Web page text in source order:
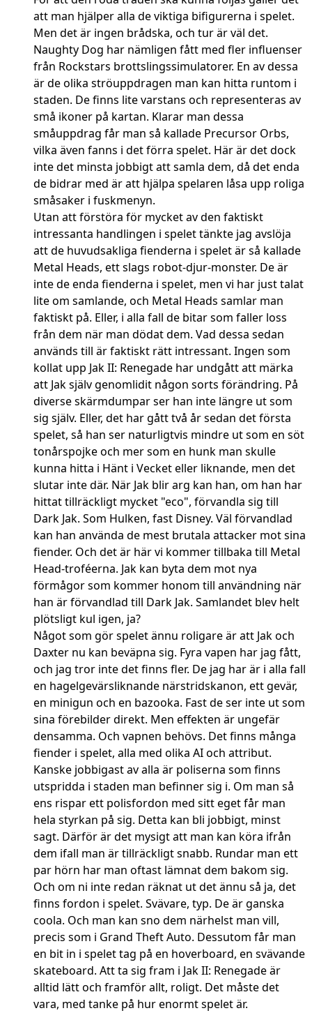
att man hjälper alla de viktiga bifigurerna i spelet.
Men det är ingen brådska, och tur är väl det.
Naughty Dog har nämligen fått med fler influenser
från Rockstars brottslingssimulatorer. En av dessa
är de olika ströuppdragen man kan hitta runtom i
staden. De finns lite varstans och representeras av
små ikoner på kartan. Klarar man dessa
småuppdrag får man så kallade Precursor Orbs,
vilka även fanns i det förra spelet. Här är det dock
inte det minsta jobbigt att samla dem, då det enda
de bidrar med är att hjälpa spelaren låsa upp roliga
småsaker i fuskmenyn.
Utan att förstöra för mycket av den faktiskt
intressanta handlingen i spelet tänkte jag avslöja
att de huvudsakliga fienderna i spelet är så kallade
Metal Heads, ett slags robot-djur-monster. De är
inte de enda fienderna i spelet, men vi har just talat
lite om samlande, och Metal Heads samlar man
faktiskt på. Eller, i alla fall de bitar som faller loss
från dem när man dödat dem. Vad dessa sedan
används till är faktiskt rätt intressant. Ingen som
kollat upp Jak II: Renegade har undgått att märka
att Jak själv genomlidit någon sorts förändring. På
diverse skärmdumpar ser han inte längre ut som
sig själv. Eller, det har gått två år sedan det första
spelet, så han ser naturligtvis mindre ut som en söt
tonårspojke och mer som en hunk man skulle
kunna hitta i Hänt i Vecket eller liknande, men det
slutar inte där. När Jak blir arg kan han, om han har
hittat tillräckligt mycket "eco", förvandla sig till
Dark Jak. Som Hulken, fast Disney. Väl förvandlad
kan han använda de mest brutala attacker mot sina
fiender. Och det är här vi kommer tillbaka till Metal
Head-troféerna. Jak kan byta dem mot nya
förmågor som kommer honom till användning när
han är förvandlad till Dark Jak. Samlandet blev helt
plötsligt kul igen, ja?
Något som gör spelet ännu roligare är att Jak och
Daxter nu kan beväpna sig. Fyra vapen har jag fått,
och jag tror inte det finns fler. De jag har är i alla fall
en hagelgevärsliknande närstridskanon, ett gevär,
en minigun och en bazooka. Fast de ser inte ut som
sina förebilder direkt. Men effekten är ungefär
densamma. Och vapnen behövs. Det finns många
fiender i spelet, alla med olika AI och attribut.
Kanske jobbigast av alla är poliserna som finns
utspridda i staden man befinner sig i. Om man så
ens rispar ett polisfordon med sitt eget får man
hela styrkan på sig. Detta kan bli jobbigt, minst
sagt. Därför är det mysigt att man kan köra ifrån
dem ifall man är tillräckligt snabb. Rundar man ett
par hörn har man oftast lämnat dem bakom sig.
Och om ni inte redan räknat ut det ännu så ja, det
finns fordon i spelet. Svävare, typ. De är ganska
coola. Och man kan sno dem närhelst man vill,
precis som i Grand Theft Auto. Dessutom får man
en bit in i spelet tag på en hoverboard, en svävande
skateboard. Att ta sig fram i Jak II: Renegade är
alltid lätt och framför allt, roligt. Det måste det
vara, med tanke på hur enormt spelet är.